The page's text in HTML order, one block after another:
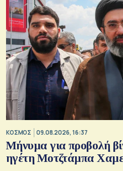
ΚΟΣΜΟΣ 09.08.2026, 16:37
Μήνυμα για προβολή
ηγέτη Μοτζτάμπα